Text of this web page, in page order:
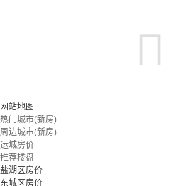
网站地图
热门城市(新房)
周边城市(新房)
运城房价
推荐楼盘
盐湖区房价
东城区房价